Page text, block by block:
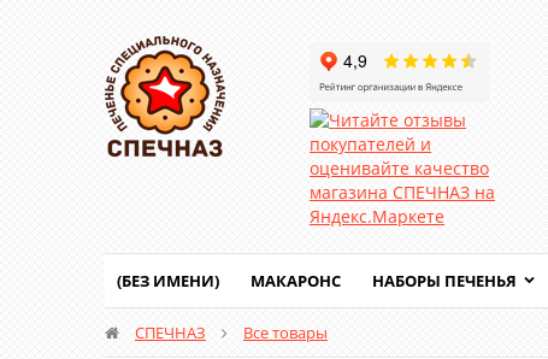
(БЕЗ ИМЕНИ) МАКАРОНС НАБОРЫ ПЕЧЕНЬЯ
СПЕЧНАЗ Все товары